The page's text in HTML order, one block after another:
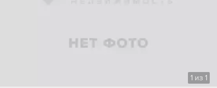
1 из 1